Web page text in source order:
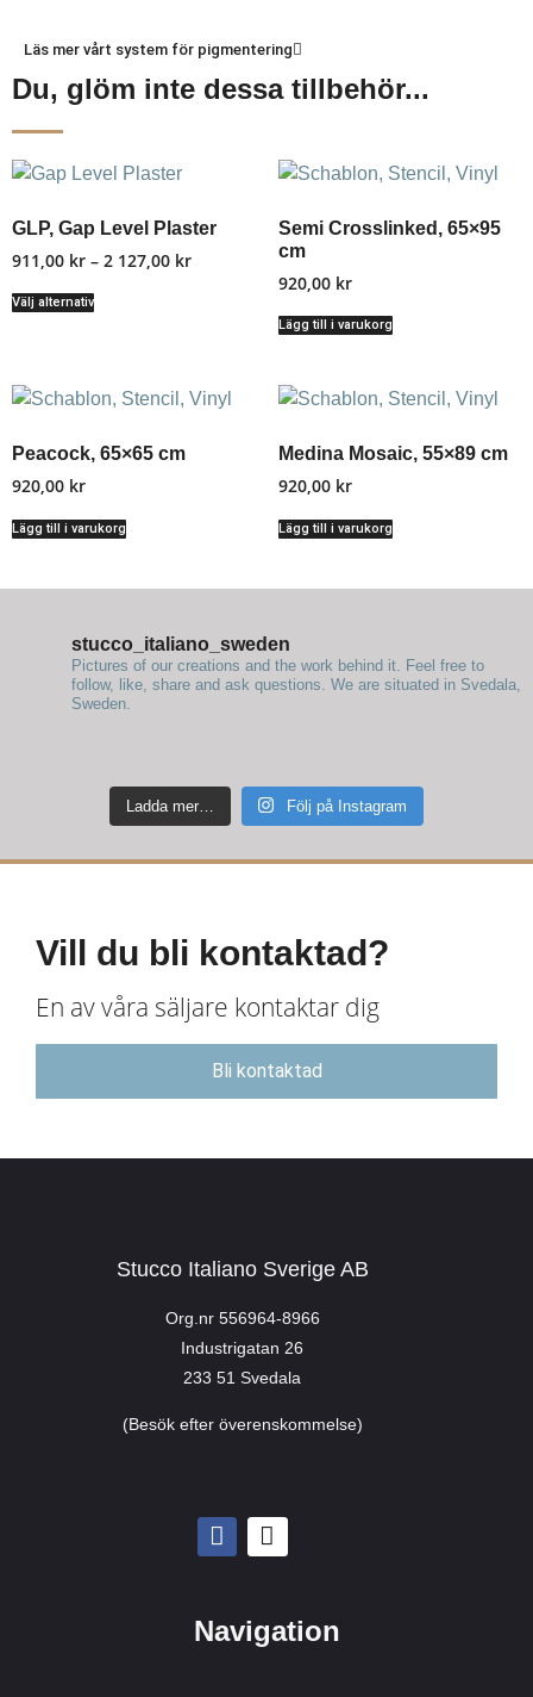
Läs mer vårt system för pigmentering
Du, glöm inte dessa tillbehör...
GLP, Gap Level Plaster
911,00 kr – 2 127,00 kr
Välj alternativ
Semi Crosslinked, 65×95
cm
920,00 kr
Lägg till i varukorg
Peacock, 65×65 cm
920,00 kr
Lägg till i varukorg
Medina Mosaic, 55×89 cm
920,00 kr
Lägg till i varukorg
stucco_italiano_sweden
Pictures of our creations and the work behind it. Feel free to
follow, like, share and ask questions. We are situated in Svedala,
Sweden.
Ladda mer… Följ på Instagram
Vill du bli kontaktad?
En av våra säljare kontaktar dig
Bli kontaktad
Stucco Italiano Sverige AB
Org.nr 556964-8966
Industrigatan 26
233 51 Svedala
(Besök efter överenskommelse)
Navigation